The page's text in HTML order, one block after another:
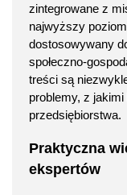
zintegrowane z
najwyższy
dostosowywany
społeczno-
treści są
problemy, z
przedsiębiorstwa.
Praktyczna
ekspertów